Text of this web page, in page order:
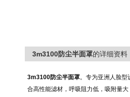
3m3100防尘半面罩的详细资料
3m3100防尘半面罩。专为亚洲人脸型
合高性能滤材，呼吸阻力低，吸附量